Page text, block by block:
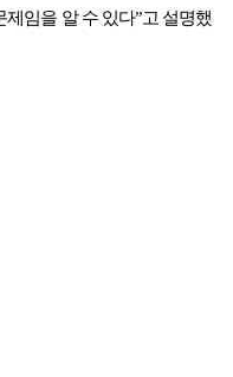
임을 알 수 있다”고 설명했